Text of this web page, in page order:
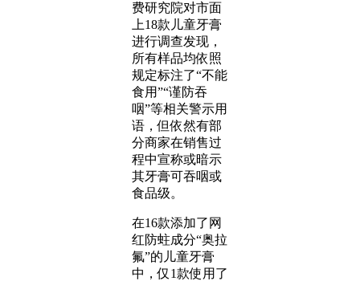
费研究院对市面
上18款儿童牙膏
进行调查发现，
所有样品均依照
规定标注了“不能
食用”“谨防吞
咽”等相关警示用
语，但依然有部
分商家在销售过
程中宣称或暗示
其牙膏可吞咽或
食品级。
在16款添加了网
红防蛀成分“奥拉
氟”的儿童牙膏
中，仅1款使用了